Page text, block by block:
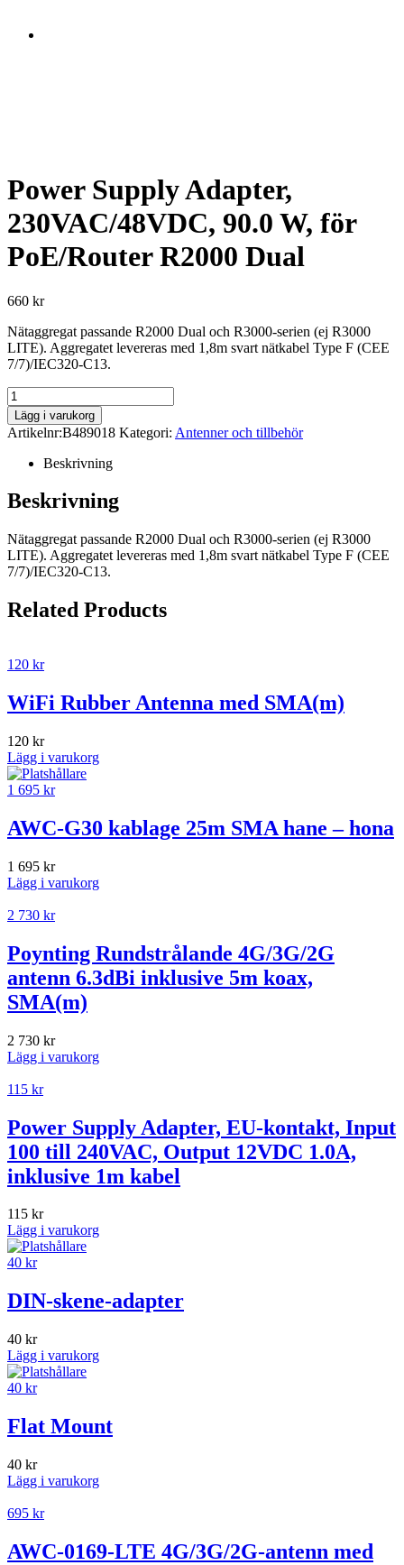
Power Supply Adapter,
230VAC/48VDC, 90.0 W, för
PoE/Router R2000 Dual
660 kr
Nätaggregat passande R2000 Dual och R3000-serien (ej R3000
LITE). Aggregatet levereras med 1,8m svart nätkabel Type F (CEE
7/7)/IEC320-C13.
Lägg i varukorg
Artikelnr:B489018 Kategori: Antenner och tillbehör
Beskrivning
Beskrivning
Nätaggregat passande R2000 Dual och R3000-serien (ej R3000
LITE). Aggregatet levereras med 1,8m svart nätkabel Type F (CEE
7/7)/IEC320-C13.
Related Products
120 kr
WiFi Rubber Antenna med SMA(m)
120 kr
Lägg i varukorg
1 695 kr
AWC-G30 kablage 25m SMA hane – hona
1 695 kr
Lägg i varukorg
2 730 kr
Poynting Rundstrålande 4G/3G/2G
antenn 6.3dBi inklusive 5m koax,
SMA(m)
2 730 kr
Lägg i varukorg
115 kr
Power Supply Adapter, EU-kontakt, Input
100 till 240VAC, Output 12VDC 1.0A,
inklusive 1m kabel
115 kr
Lägg i varukorg
40 kr
DIN-skene-adapter
40 kr
Lägg i varukorg
40 kr
Flat Mount
40 kr
Lägg i varukorg
695 kr
AWC-0169-LTE 4G/3G/2G-antenn med